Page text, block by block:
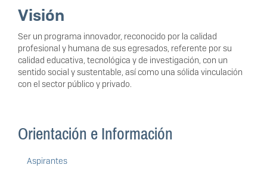
Visión
Ser un programa innovador, reconocido por la calidad
profesional y humana de sus egresados, referente por su
calidad educativa, tecnológica y de investigación, con un
sentido social y sustentable, así como una sólida vinculación
con el sector público y privado.
Orientación e Información
Aspirantes